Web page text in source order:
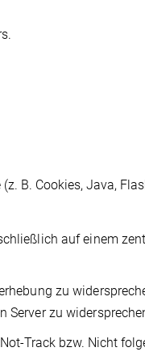
B. Cookies, Java,
auf einem
zu
Server zu
Track bzw. Nicht